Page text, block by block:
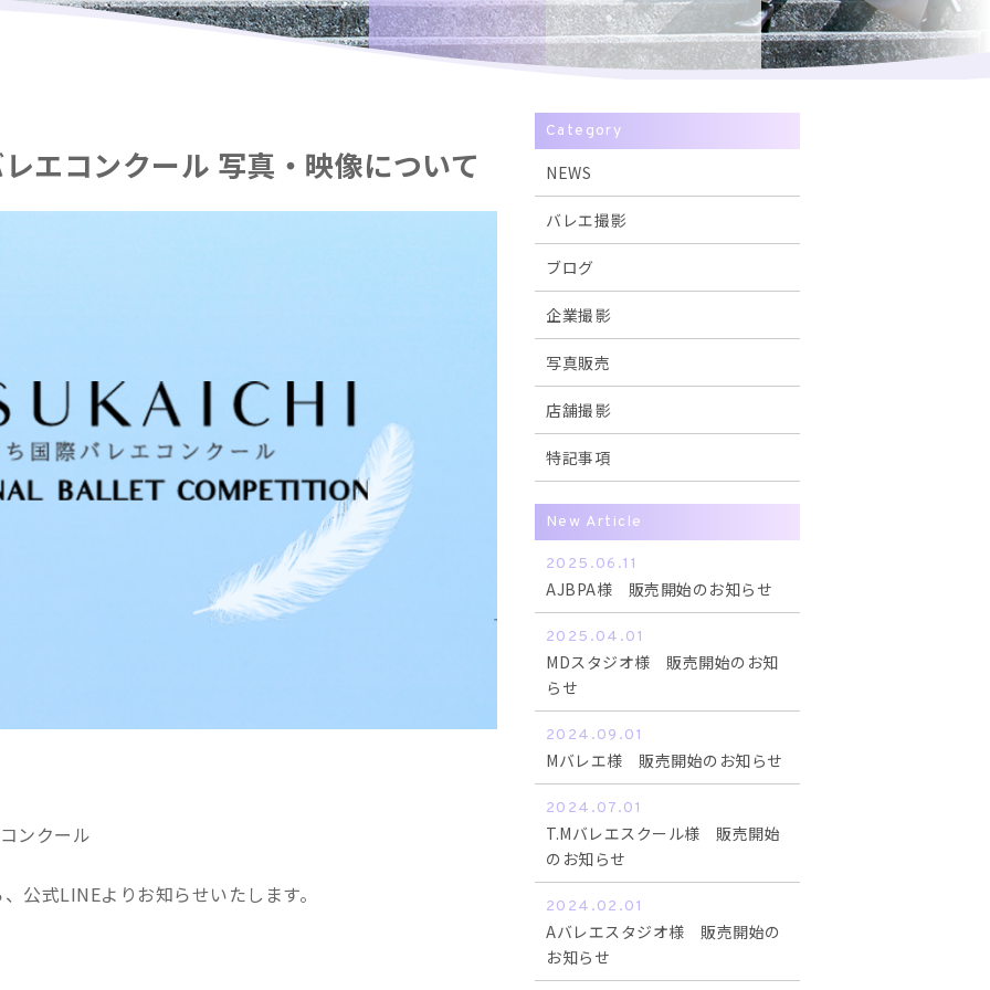
エコンクール 写真・映像について
ンクール
公式LINEよりお知らせいたします。
Category
NEWS
バレエ撮影
ブログ
企業撮影
写真販売
店舗撮影
特記事項
New Article
2025.06.11
AJBPA様 販売開始のお知らせ
2025.04.01
MDスタジオ様 販売開始のお知
らせ
2024.09.01
Mバレエ様 販売開始のお知らせ
2024.07.01
T.Mバレエスクール様 販売開始
のお知らせ
2024.02.01
Aバレエスタジオ様 販売開始の
お知らせ